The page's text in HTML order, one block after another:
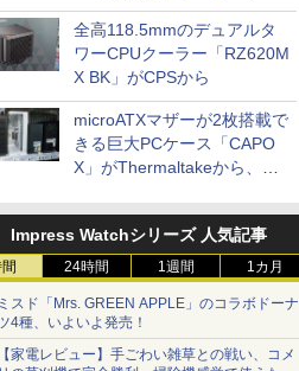
プに5インチ液晶搭載
全高118.5mmのデュアルタ
ワーCPUクーラー「RZ620M
X BK」がCPSから
microATXマザーが2枚搭載で
きる巨大PCケース「CAPO
X」がThermaltakeから、カ
Impress Watchシリーズ 人気記事
24時間 1週間 1カ月
スド「Mrs. GREEN APPLE」のコラボドーナ
4種、いよいよ発売！
家電レビュー】手ごわい雑草との戦い、コメ